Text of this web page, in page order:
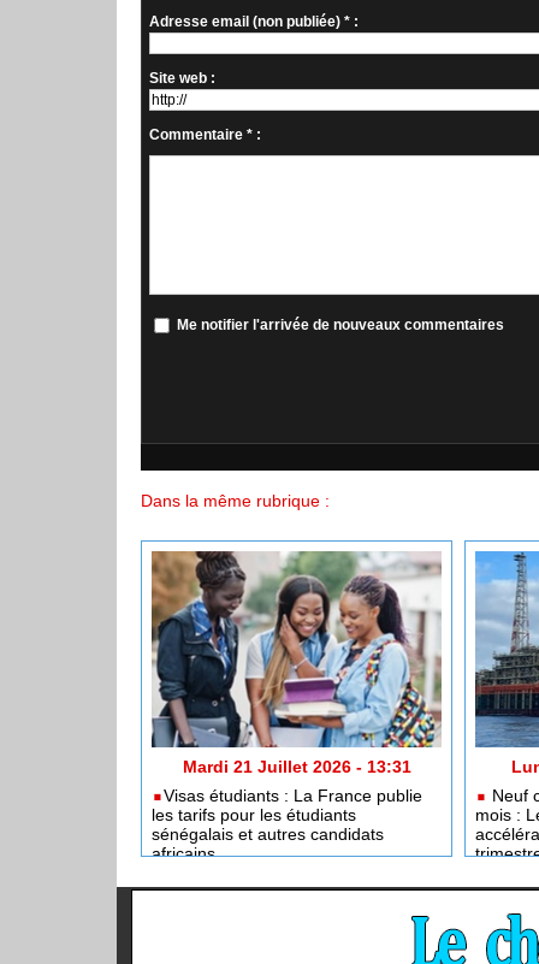
Adresse email (non publiée) * :
Site web :
Commentaire * :
Me notifier l'arrivée de nouveaux commentaires
Dans la même rubrique :
Mardi 21 Juillet 2026 - 13:31
​Visas étudiants : La France publie
les tarifs pour les étudiants
sénégalais et autres candidats
africains
Neuf
mois :